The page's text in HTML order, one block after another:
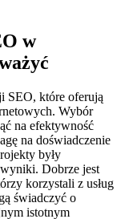
w
SEO, które oferują
Wybór
na efektywność
na doświadczenie
były
Dobrze jest
korzystali z usług
świadczyć o
istotnym